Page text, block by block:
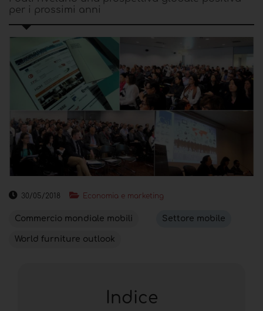
per i prossimi anni
30/05/2018 Economia e marketing
Commercio mondiale mobili Settore mobile
World furniture outlook
Indice